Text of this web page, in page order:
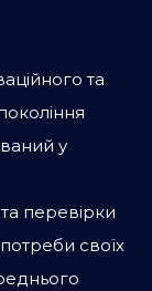
та
у
перевірки
своїх